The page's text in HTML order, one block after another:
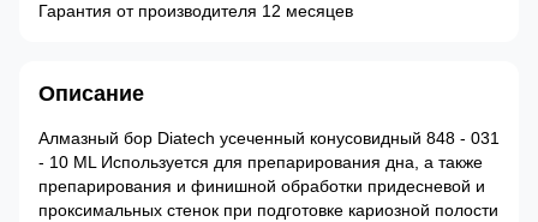
Гарантия от производителя 12 месяцев
Описание
Алмазный бор Diatech усеченный конусовидный 848 - 031
- 10 ML Используется для препарирования дна, а также
препарирования и финишной обработки придесневой и
проксимальных стенок при подготовке кариозной полости